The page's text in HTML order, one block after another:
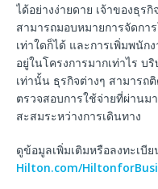
ได้อย่างง่ายดาย เจ้าของธุร
สามารถมอบหมายการจัดก
เท่าใดก็ได้ และการเพิ่มพนั
อยู่ในโครงการมากเท่าไร
เท่านั้น ธุรกิจต่างๆ สามารถ
ตรวจสอบการใช้จ่ายที่ผ่าน
สะสมระหว่างการเดินทาง
ดูข้อมูลเพิ่มเติมหรือลงทะเบี
Hilton.com/